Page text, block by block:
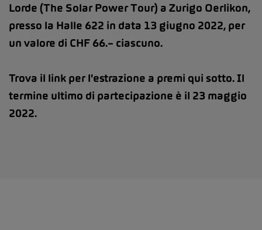
Lorde (The Solar Power Tour) a Zurigo Oerlikon,
presso la Halle 622 in data 13 giugno 2022, per
un valore di CHF 66.– ciascuno.
Trova il link per l'estrazione a premi qui sotto. Il
termine ultimo di partecipazione è il 23 maggio
2022.